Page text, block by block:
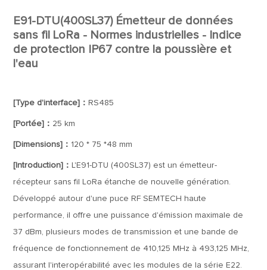
E91-DTU(400SL37) Émetteur de données
sans fil LoRa - Normes industrielles - Indice
de protection IP67 contre la poussière et
l'eau
[Type d'interface]： RS485
[Portée]： 25 km
[Dimensions]： 120 * 75 *48 mm
[Introduction]： L'E91-DTU (400SL37) est un émetteur-
récepteur sans fil LoRa étanche de nouvelle génération.
Développé autour d'une puce RF SEMTECH haute
performance, il offre une puissance d'émission maximale de
37 dBm, plusieurs modes de transmission et une bande de
fréquence de fonctionnement de 410,125 MHz à 493,125 MHz,
assurant l'interopérabilité avec les modules de la série E22.